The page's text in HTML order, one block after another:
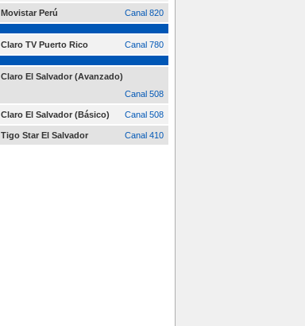
Movistar Perú Canal 820
Claro TV Puerto Rico Canal 780
Claro El Salvador (Avanzado)
Canal 508
Claro El Salvador (Básico) Canal 508
Tigo Star El Salvador Canal 410